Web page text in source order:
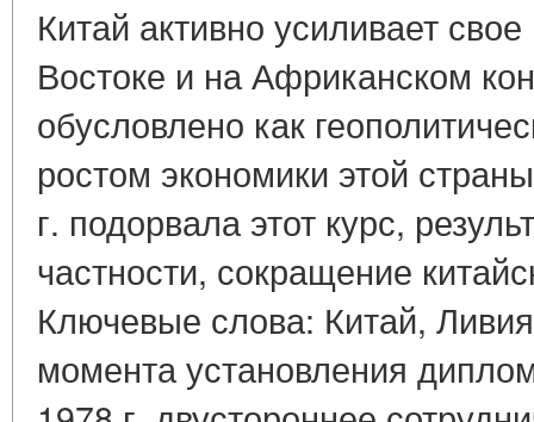
Китай активно усиливает
Востоке и на Африканском
обусловлено как
ростом экономики этой
г. подорвала этот курс,
частности, сокращение
Ключевые слова: Китай,
момента установления